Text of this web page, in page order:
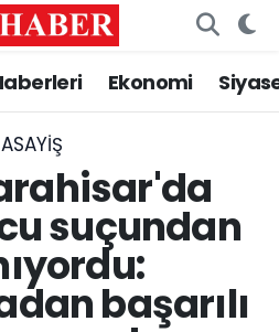
Ekonomi
ASAYİŞ
suçundan
başarılı
HABERLERİ
ve Fikstür